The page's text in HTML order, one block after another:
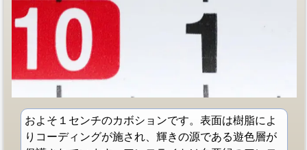
およそ１センチのカボションです。表面は樹脂によ
りコーディングが施され、輝きの源である遊色層が